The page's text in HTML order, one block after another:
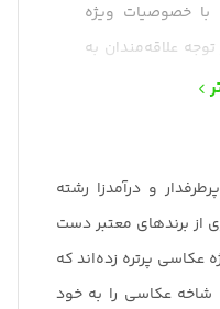
با خصوصیات ویژه
علاقه‌مندان به
است. لنز سیگما
و درآمد‌زا رشته
برند‌های معتبر دست
عکاسی پرتره زده‌اند که
شاخه عکاسی را به خود